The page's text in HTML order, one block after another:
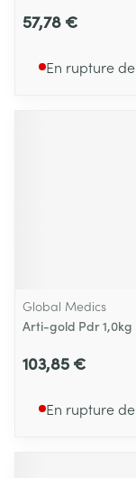
57,78 €
En rupture
Global Medics
Arti-gold Pdr 1,0kg
103,85 €
En rupture